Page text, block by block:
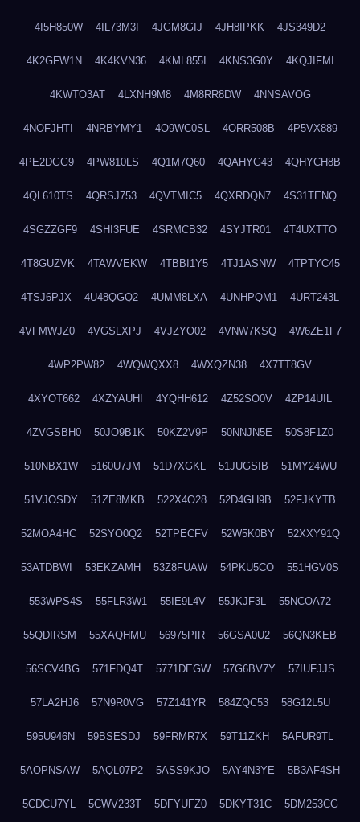
4I5H850W 4IL73M3I 4JGM8GIJ 4JH8IPKK 4JS349D2
4K2GFW1N 4K4KVN36 4KML855I 4KNS3G0Y 4KQJIFMI
4KWTO3AT 4LXNH9M8 4M8RR8DW 4NNSAVOG
4NOFJHTI 4NRBYMY1 4O9WC0SL 4ORR508B 4P5VX889
4PE2DGG9 4PW810LS 4Q1M7Q60 4QAHYG43 4QHYCH8B
4QL610TS 4QRSJ753 4QVTMIC5 4QXRDQN7 4S31TENQ
4SGZZGF9 4SHI3FUE 4SRMCB32 4SYJTR01 4T4UXTTO
4T8GUZVK 4TAWVEKW 4TBBI1Y5 4TJ1ASNW 4TPTYC45
4TSJ6PJX 4U48QGQ2 4UMM8LXA 4UNHPQM1 4URT243L
4VFMWJZ0 4VGSLXPJ 4VJZYO02 4VNW7KSQ 4W6ZE1F7
4WP2PW82 4WQWQXX8 4WXQZN38 4X7TT8GV
4XYOT662 4XZYAUHI 4YQHH612 4Z52SO0V 4ZP14UIL
4ZVGSBH0 50JO9B1K 50KZ2V9P 50NNJN5E 50S8F1Z0
510NBX1W 5160U7JM 51D7XGKL 51JUGSIB 51MY24WU
51VJOSDY 51ZE8MKB 522X4O28 52D4GH9B 52FJKYTB
52MOA4HC 52SYO0Q2 52TPECFV 52W5K0BY 52XXY91Q
53ATDBWI 53EKZAMH 53Z8FUAW 54PKU5CO 551HGV0S
553WPS4S 55FLR3W1 55IE9L4V 55JKJF3L 55NCOA72
55QDIRSM 55XAQHMU 56975PIR 56GSA0U2 56QN3KEB
56SCV4BG 571FDQ4T 5771DEGW 57G6BV7Y 57IUFJJS
57LA2HJ6 57N9R0VG 57Z141YR 584ZQC53 58G12L5U
595U946N 59BSESDJ 59FRMR7X 59T11ZKH 5AFUR9TL
5AOPNSAW 5AQL07P2 5ASS9KJO 5AY4N3YE 5B3AF4SH
5CDCU7YL 5CWV233T 5DFYUFZ0 5DKYT31C 5DM253CG